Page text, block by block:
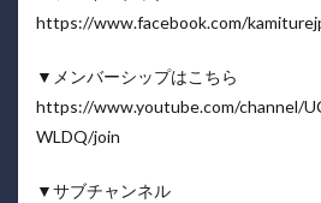
https://www.facebook.com/
▼メンバーシップはこちら
https://www.youtube.com/channel/
WLDQ/join
▼サブチャンネル